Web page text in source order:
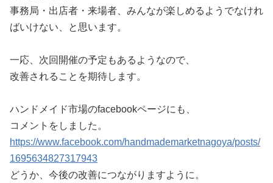
事務局・出店者・来場者、みんなが楽しめるようでなけれ
ばいけない、と思います。
一応、次回開催の予定もあるようなので、
改善されることを期待します。
ハンドメイド市場のfacebookページにも、
コメントをしました。
https://www.facebook.com/handmademarketnagoya/posts/
1695634827317943
どうか、今後の改善につながりますように。